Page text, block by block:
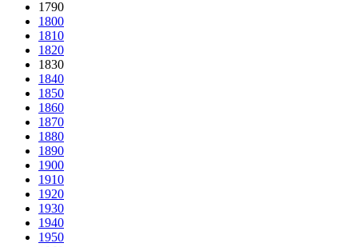
1790
1800
1810
1820
1830
1840
1850
1860
1870
1880
1890
1900
1910
1920
1930
1940
1950